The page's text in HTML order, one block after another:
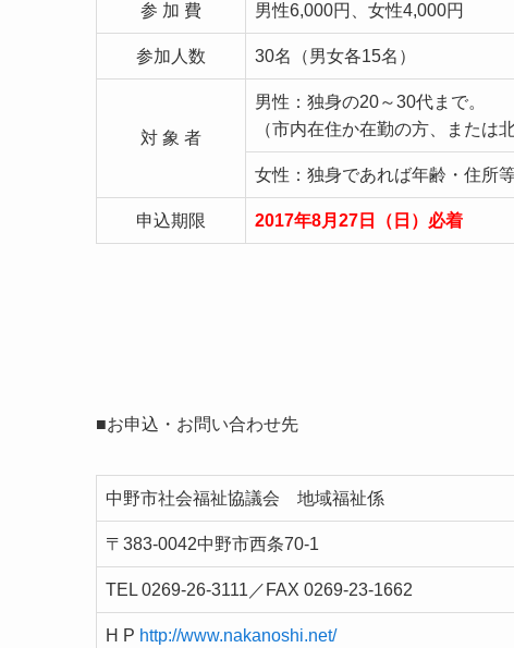
参 加 費 男性6,000円、女性4,000円
参加人数 30名（男女各15名）
対 象 者
男性：独身の20～30代まで。
（市内在住か在勤の方、または
女性：独身であれば年齢・住所
申込期限 2017年8月27日（日）必着
■お申込・お問い合わせ先
中野市社会福祉協議会 地域福祉係
〒383-0042中野市西条70-1
TEL 0269-26-3111／FAX 0269-23-1662
H P http://www.nakanoshi.net/